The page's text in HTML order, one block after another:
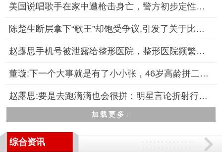
美国说唱歌手在家中遭枪击身亡，警方初步定性为凶杀案
陈楚生断层拿下“歌王”却饱受争议,引发了关于比赛公平性与音乐
赵露思手机号被泄露给整形医院，整形医院频繁骚扰，引发公众关注
董璇:下一个大事就是有了小小张，46岁高龄拼二胎引关注
赵露思:要是去跑滴滴也会很拼：明星言论折射行业现实
加载更多↓
综合资讯